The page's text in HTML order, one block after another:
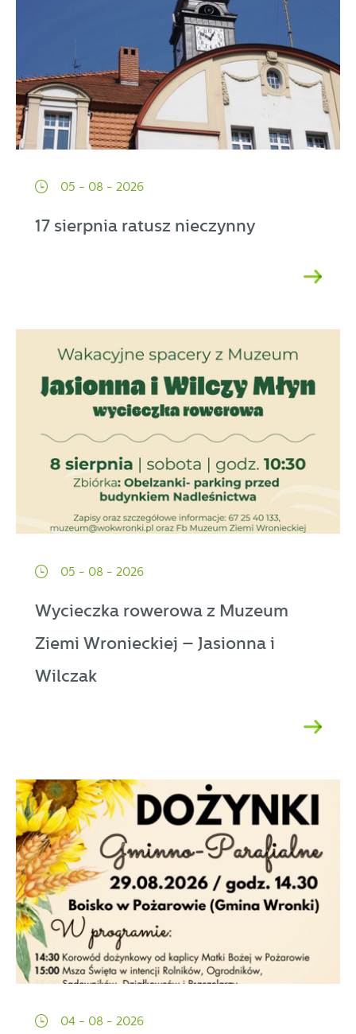
05 - 08 - 2026
17 sierpnia ratusz nieczynny
05 - 08 - 2026
Wycieczka rowerowa z Muzeum
Ziemi Wronieckiej – Jasionna i
Wilczak
04 - 08 - 2026